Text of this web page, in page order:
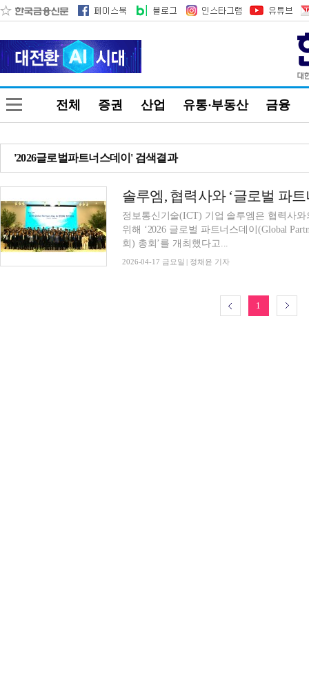
전체 증권 산업 유통·부동산 금융
'2026글로벌파트너스데이' 검색결과
정보통신기술(ICT) 기업 솔루엠은 협력사
위해 ‘2026 글로벌 파트너스데이(Global
회) 총회’를 개최했다고...
2026-04-17 금요일 | 정채윤 기자
1